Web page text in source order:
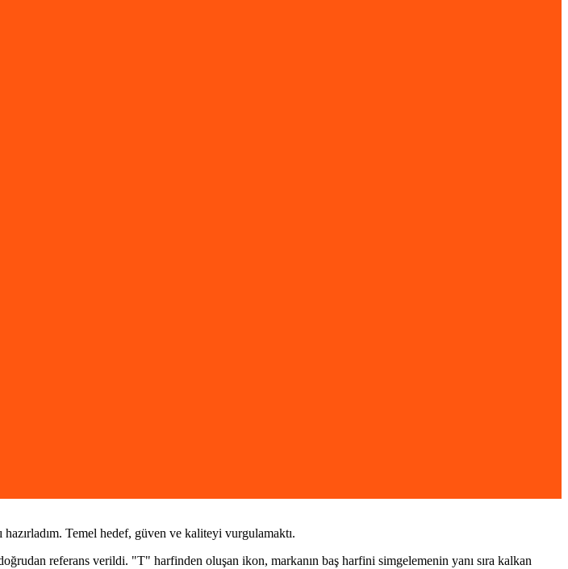
Temel hedef, güven ve kaliteyi vurgulamaktı.
referans verildi. "T" harfinden oluşan ikon, markanın baş harfini simgelemenin yanı sıra kalkan